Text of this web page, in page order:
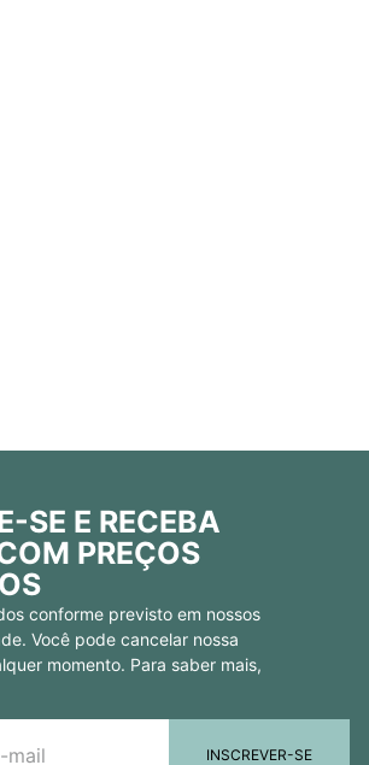
SE E RECEBA
PREÇOS
conforme previsto em nossos
Você pode cancelar nossa
momento. Para saber mais,
INSCREVER-SE